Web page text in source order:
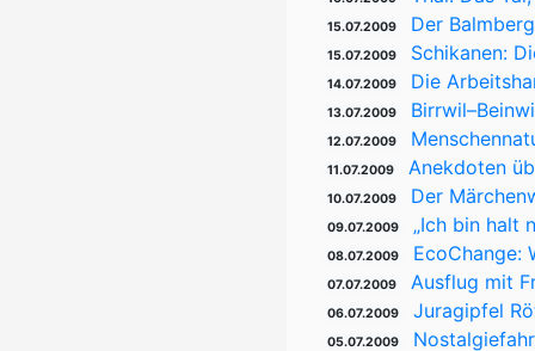
15.07.2009 Der
15.07.2009 Schikanen:
14.07.2009 Die
13.07.2009
12.07.2009
11.07.2009 Anekdoten
10.07.2009 Der
09.07.2009 „Ich bin halt
08.07.2009 EcoChange:
07.07.2009 Ausflug mit
06.07.2009 Juragipfel
05.07.2009